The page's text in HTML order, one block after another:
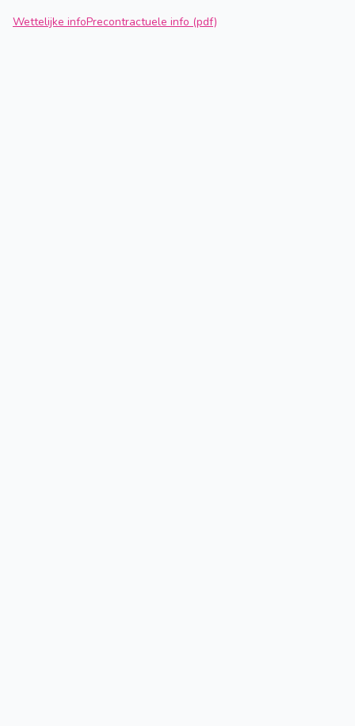
Wettelijke infoPrecontractuele info (pdf)